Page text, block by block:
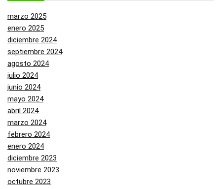
marzo 2025
enero 2025
diciembre 2024
septiembre 2024
agosto 2024
julio 2024
junio 2024
mayo 2024
abril 2024
marzo 2024
febrero 2024
enero 2024
diciembre 2023
noviembre 2023
octubre 2023